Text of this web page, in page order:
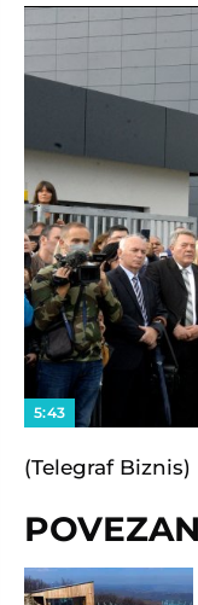
5:43
(Telegraf Biznis)